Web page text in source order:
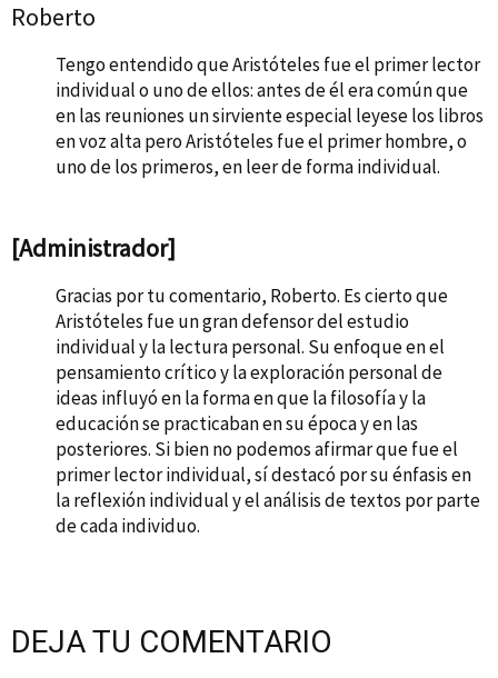
Roberto
Tengo entendido que Aristóteles fue el primer lector
individual o uno de ellos: antes de él era común que
en las reuniones un sirviente especial leyese los libros
en voz alta pero Aristóteles fue el primer hombre, o
uno de los primeros, en leer de forma individual.
[Administrador]
Gracias por tu comentario, Roberto. Es cierto que
Aristóteles fue un gran defensor del estudio
individual y la lectura personal. Su enfoque en el
pensamiento crítico y la exploración personal de
ideas influyó en la forma en que la filosofía y la
educación se practicaban en su época y en las
posteriores. Si bien no podemos afirmar que fue el
primer lector individual, sí destacó por su énfasis en
la reflexión individual y el análisis de textos por parte
de cada individuo.
DEJA TU COMENTARIO